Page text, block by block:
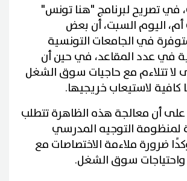
في تصريح لبرنامج "هنا تونس"
اليوم السبت، أن بعض
في الجامعات التونسية
في عدد المقاعد، في حين أن
لا تتلاءم مع حاجيات سوق الشغل
كافية لاستيعاب خريجيها.
أن معالجة هذه الظاهرة تتطلب
لمنظومة التوجيه المدرسي
ضرورة ملاءمة الاختصاصات مع
واحتياجات سوق الشغل.